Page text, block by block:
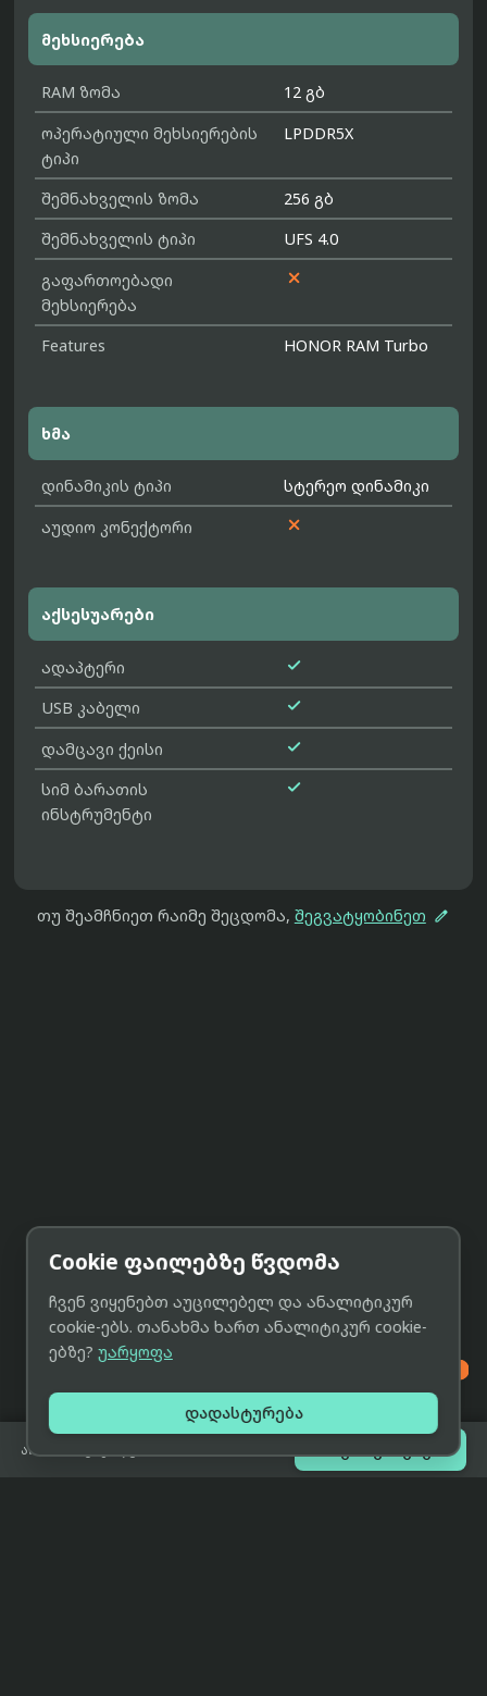
მეხსიერება
RAM ზომა
12 გბ
ოპერატიული მეხსიერების
ტიპი
LPDDR5X
შემნახველის ზომა
256 გბ
შემნახველის ტიპი
UFS 4.0
გაფართოებადი
მეხსიერება

Features HONOR RAM Turbo
ხმა
დინამიკის ტიპი
სტერეო დინამიკი
აუდიო კონექტორი

აქსესუარები
ადაპტერი 
USB კაბელი 
დამცავი ქეისი 
სიმ ბარათის
ინსტრუმენტი

თუ შეამჩნიეთ რაიმე შეცდომა, შეგვატყობინეთ 
არ არის გაყიდვაში შეთავაზებები

Cookie ფაილებზე წვდომა
ჩვენ ვიყენებთ აუცილებელ და ანალიტიკურ
cookie-ებს. თანახმა ხართ ანალიტიკურ cookie-
ებზე? უარყოფა
დადასტურება